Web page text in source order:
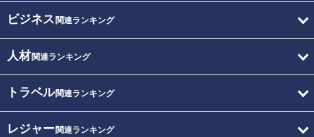
ビジネス 関連ランキング
人材関連ランキング
トラベル関連ランキング
レジャー関連ランキング